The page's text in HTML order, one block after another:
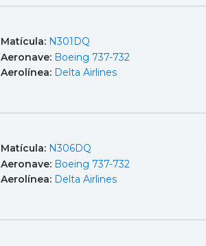
Matícula: N301DQ
Aeronave: Boeing 737-732
Aerolínea: Delta Airlines
Matícula: N306DQ
Aeronave: Boeing 737-732
Aerolínea: Delta Airlines